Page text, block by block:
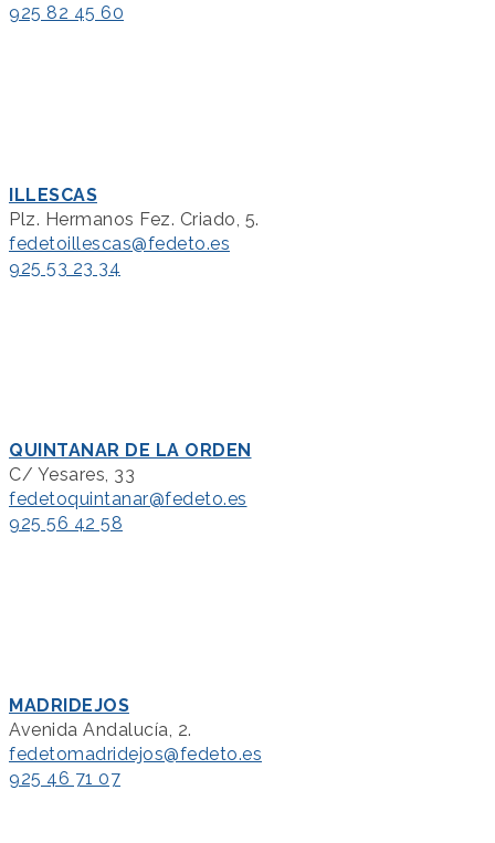
925 82 45 60
ILLESCAS
Plz. Hermanos Fez. Criado, 5.
fedetoillescas@fedeto.es
925 53 23 34
QUINTANAR DE LA ORDEN
C/ Yesares, 33
fedetoquintanar@fedeto.es
925 56 42 58
MADRIDEJOS
Avenida Andalucía, 2.
fedetomadridejos@fedeto.es
925 46 71 07